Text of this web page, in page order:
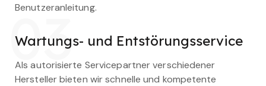
Benutzeranleitung.
03
Wartungs- und Entstörungsservice
Als autorisierte Servicepartner verschiedener
Hersteller bieten wir schnelle und kompetente